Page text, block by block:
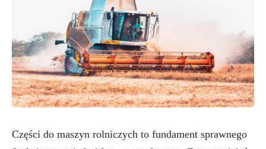
Części do maszyn rolniczych to fundament sprawnego